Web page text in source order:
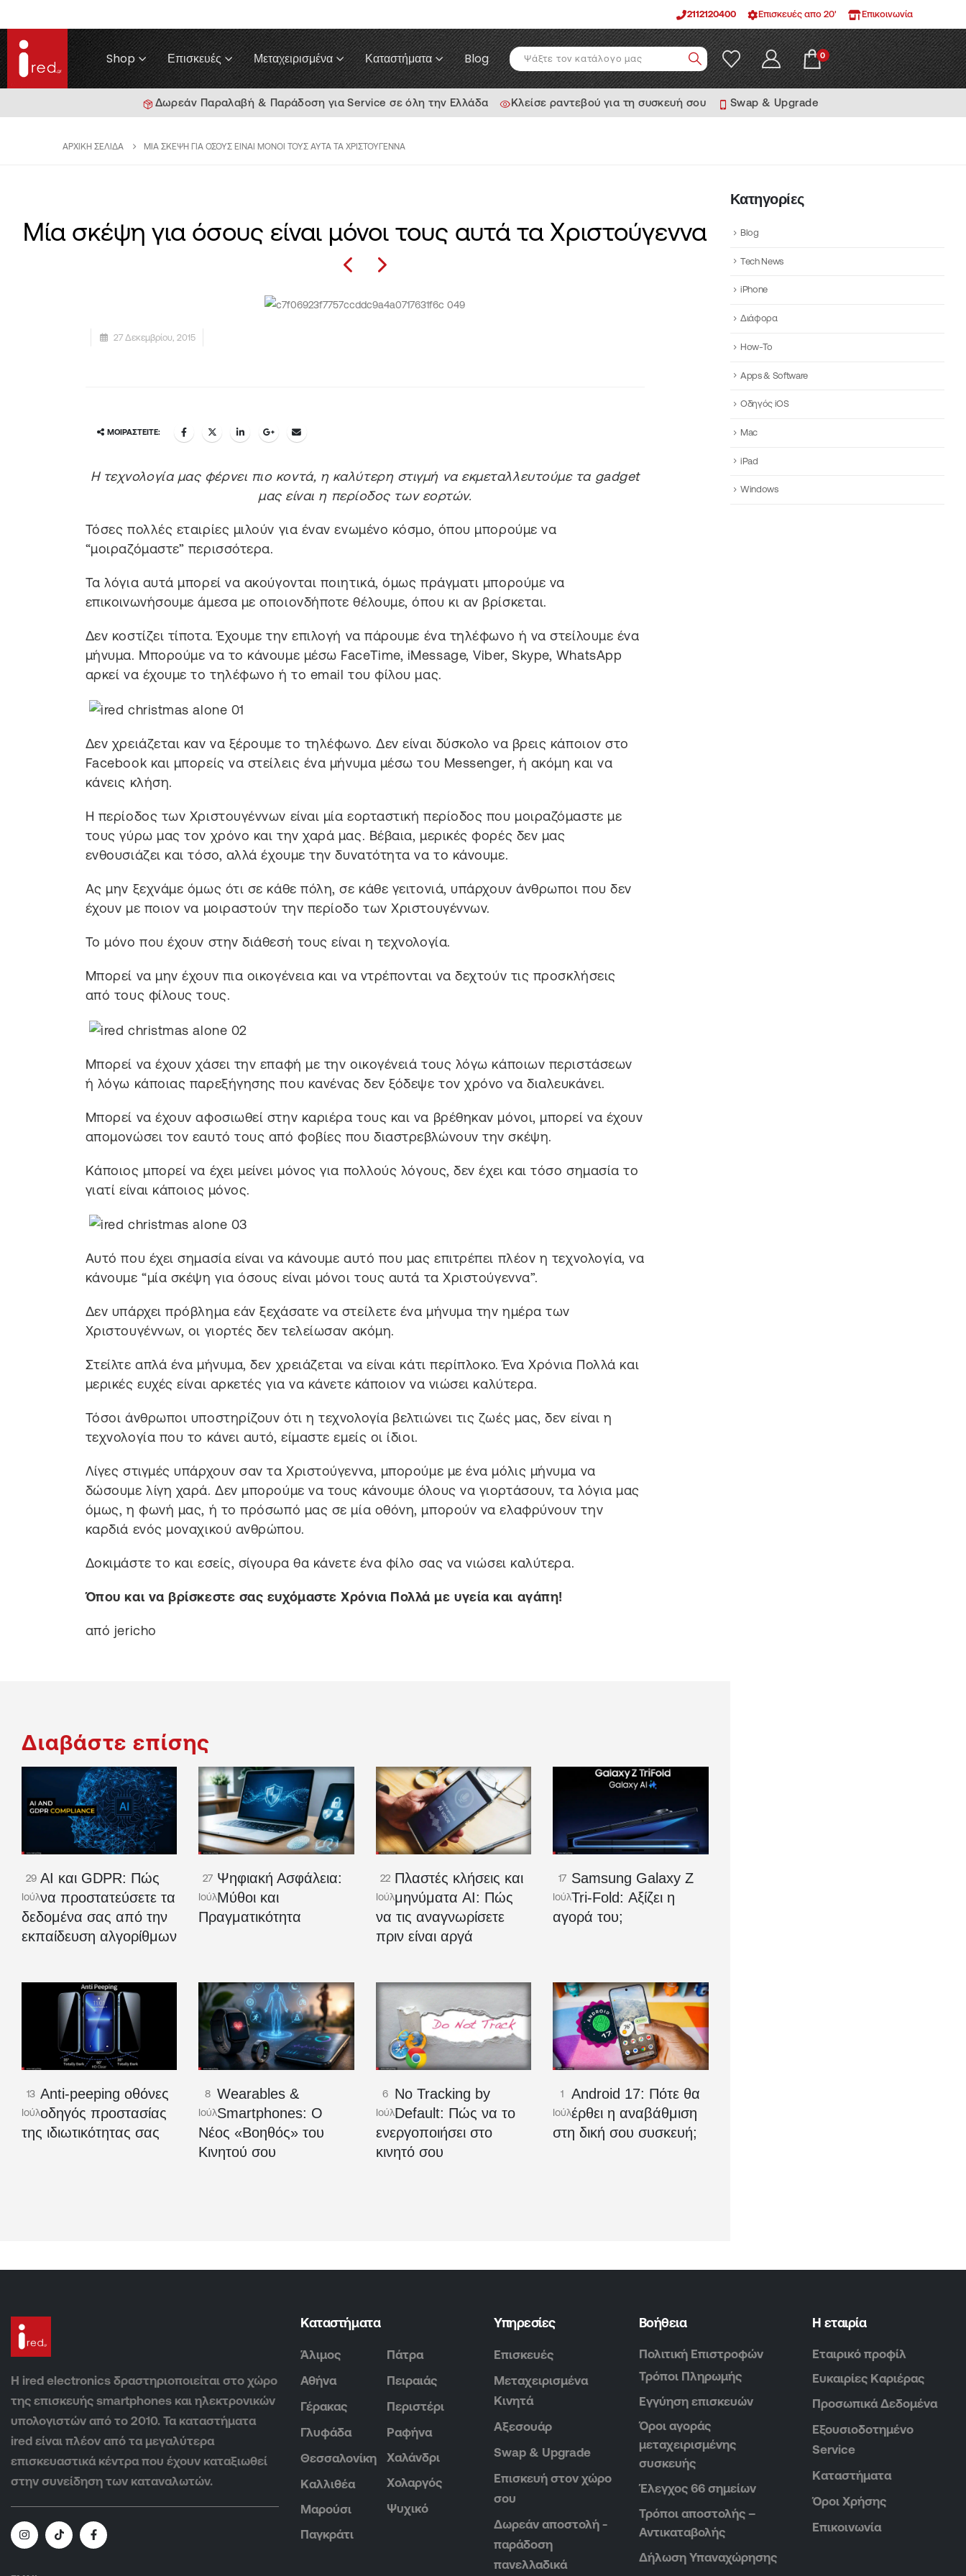
2112120400 Επισκευές απο 20' Επικοινωνία
Shop Επισκευές Μεταχειρισμένα Καταστήματα Blog 0
Δωρεάν Παραλαβή & Παράδοση για Service σε όλη την Ελλάδα Κλείσε ραντεβού για τη συσκευή σου Swap & Upgrade
ΑΡΧΙΚΉ ΣΕΛΊΔΑ ΜΊΑ ΣΚΈΨΗ ΓΙΑ ΌΣΟΥΣ ΕΊΝΑΙ ΜΌΝΟΙ ΤΟΥΣ ΑΥΤΆ ΤΑ ΧΡΙΣΤΟΎΓΕΝΝΑ
Μία σκέψη για όσους είναι μόνοι τους αυτά τα Χριστούγεννα
27 Δεκεμβρίου, 2015
ΜΟΙΡΑΣΤΕΊΤΕ:
Η τεχνολογία μας φέρνει πιο κοντά, η καλύτερη στιγμή να εκμεταλλευτούμε τα gadget
μας είναι η περίοδος των εορτών.
Τόσες πολλές εταιρίες μιλούν για έναν ενωμένο κόσμο, όπου μπορούμε να
“μοιραζόμαστε” περισσότερα.
Τα λόγια αυτά μπορεί να ακούγονται ποιητικά, όμως πράγματι μπορούμε να
επικοινωνήσουμε άμεσα με οποιονδήποτε θέλουμε, όπου κι αν βρίσκεται.
Δεν κοστίζει τίποτα. Έχουμε την επιλογή να πάρουμε ένα τηλέφωνο ή να στείλουμε ένα
μήνυμα. Μπορούμε να το κάνουμε μέσω FaceTime, iMessage, Viber, Skype, WhatsApp
αρκεί να έχουμε το τηλέφωνο ή το email του φίλου μας.
Δεν χρειάζεται καν να ξέρουμε το τηλέφωνο. Δεν είναι δύσκολο να βρεις κάποιον στο
Facebook και μπορείς να στείλεις ένα μήνυμα μέσω του Messenger, ή ακόμη και να
κάνεις κλήση.
Η περίοδος των Χριστουγέννων είναι μία εορταστική περίοδος που μοιραζόμαστε με
τους γύρω μας τον χρόνο και την χαρά μας. Βέβαια, μερικές φορές δεν μας
ενθουσιάζει και τόσο, αλλά έχουμε την δυνατότητα να το κάνουμε.
Ας μην ξεχνάμε όμως ότι σε κάθε πόλη, σε κάθε γειτονιά, υπάρχουν άνθρωποι που δεν
έχουν με ποιον να μοιραστούν την περίοδο των Χριστουγέννων.
Το μόνο που έχουν στην διάθεσή τους είναι η τεχνολογία.
Μπορεί να μην έχουν πια οικογένεια και να ντρέπονται να δεχτούν τις προσκλήσεις
από τους φίλους τους.
Μπορεί να έχουν χάσει την επαφή με την οικογένειά τους λόγω κάποιων περιστάσεων
ή λόγω κάποιας παρεξήγησης που κανένας δεν ξόδεψε τον χρόνο να διαλευκάνει.
Μπορεί να έχουν αφοσιωθεί στην καριέρα τους και να βρέθηκαν μόνοι, μπορεί να έχουν
απομονώσει τον εαυτό τους από φοβίες που διαστρεβλώνουν την σκέψη.
Κάποιος μπορεί να έχει μείνει μόνος για πολλούς λόγους, δεν έχει και τόσο σημασία το
γιατί είναι κάποιος μόνος.
Αυτό που έχει σημασία είναι να κάνουμε αυτό που μας επιτρέπει πλέον η τεχνολογία, να
κάνουμε “μία σκέψη για όσους είναι μόνοι τους αυτά τα Χριστούγεννα”.
Δεν υπάρχει πρόβλημα εάν ξεχάσατε να στείλετε ένα μήνυμα την ημέρα των
Χριστουγέννων, οι γιορτές δεν τελείωσαν ακόμη.
Στείλτε απλά ένα μήνυμα, δεν χρειάζεται να είναι κάτι περίπλοκο. Ένα Χρόνια Πολλά και
μερικές ευχές είναι αρκετές για να κάνετε κάποιον να νιώσει καλύτερα.
Τόσοι άνθρωποι υποστηρίζουν ότι η τεχνολογία βελτιώνει τις ζωές μας, δεν είναι η
τεχνολογία που το κάνει αυτό, είμαστε εμείς οι ίδιοι.
Λίγες στιγμές υπάρχουν σαν τα Χριστούγεννα, μπορούμε με ένα μόλις μήνυμα να
δώσουμε λίγη χαρά. Δεν μπορούμε να τους κάνουμε όλους να γιορτάσουν, τα λόγια μας
όμως, η φωνή μας, ή το πρόσωπό μας σε μία οθόνη, μπορούν να ελαφρύνουν την
καρδιά ενός μοναχικού ανθρώπου.
Δοκιμάστε το και εσείς, σίγουρα θα κάνετε ένα φίλο σας να νιώσει καλύτερα.
Όπου και να βρίσκεστε σας ευχόμαστε Χρόνια Πολλά με υγεία και αγάπη!
από jericho
Διαβάστε επίσης
29
Ιούλ
AI και GDPR: Πώς
να προστατεύσετε τα
δεδομένα σας από την
εκπαίδευση αλγορίθμων
27
Ιούλ
Ψηφιακή Ασφάλεια:
Μύθοι και
Πραγματικότητα
22
Ιούλ
Πλαστές κλήσεις και
μηνύματα AI: Πώς
να τις αναγνωρίσετε
πριν είναι αργά
17
Ιούλ
Samsung Galaxy Z
Tri-Fold: Αξίζει η
αγορά του;
13
Ιούλ
Anti-peeping οθόνες
οδηγός προστασίας
της ιδιωτικότητας σας
8
Ιούλ
Wearables &
Smartphones: Ο
Νέος «Βοηθός» του
Κινητού σου
6
Ιούλ
No Tracking by
Default: Πώς να το
ενεργοποιήσει στο
κινητό σου
1
Ιούλ
Android 17: Πότε θα
έρθει η αναβάθμιση
στη δική σου συσκευή;
Κατηγορίες
Blog
Tech News
iPhone
Διάφορα
How-To
Apps & Software
Οδηγός iOS
Mac
iPad
Windows
Η ired electronics δραστηριοποιείται στο χώρο
της επισκευής smartphones και ηλεκτρονικών
υπολογιστών από το 2010. Τα καταστήματα
ired είναι πλέον από τα μεγαλύτερα
επισκευαστικά κέντρα που έχουν καταξιωθεί
στην συνείδηση των καταναλωτών.
Καταστήματα
Άλιμος
Αθήνα
Γέρακας
Γλυφάδα
Θεσσαλονίκη
Καλλιθέα
Μαρούσι
Παγκράτι
Πάτρα
Πειραιάς
Περιστέρι
Ραφήνα
Χαλάνδρι
Χολαργός
Ψυχικό
Υπηρεσίες
Επισκευές
Μεταχειρισμένα
Κινητά
Αξεσουάρ
Swap & Upgrade
Επισκευή στον χώρο
σου
Δωρεάν αποστολή -
παράδοση
πανελλαδικά
Βοήθεια
Πολιτική Επιστροφών
Τρόποι Πληρωμής
Εγγύηση επισκευών
Όροι αγοράς
μεταχειρισμένης
συσκευής
Έλεγχος 66 σημείων
Τρόποι αποστολής –
Αντικαταβολής
Δήλωση Υπαναχώρησης
Η εταιρία
Εταιρικό προφίλ
Ευκαιρίες Καριέρας
Προσωπικά Δεδομένα
Εξουσιοδοτημένο
Service
Καταστήματα
Όροι Χρήσης
Επικοινωνία